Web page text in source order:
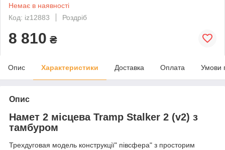
Немає в наявності
Код: iz12883
Роздріб
8 810 ₴
Опис Характеристики Доставка Оплата Умови
Опис
Намет 2 місцева Tramp Stalker 2 (v2) з
тамбуром
Трехдуговая модель конструкції" півсфера" з просторим